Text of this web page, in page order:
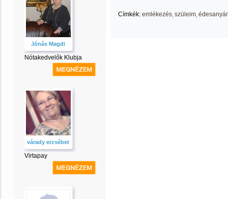
Jónás Magdi
Nótakedvelők Klubja
várady erzsébet
Virtapay
Címkék: emlékezés szüleim